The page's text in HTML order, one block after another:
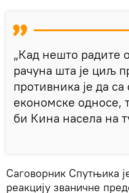
„Кад нешто радите
рачуна шта је циљ
противника је да
економске односе,
би Кина насела на
Саговорник Спутњика
реакцију званичне